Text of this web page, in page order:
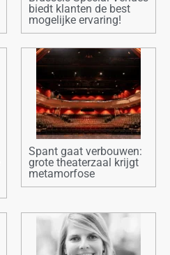
biedt klanten de best
mogelijke ervaring!
Spant gaat verbouwen:
grote theaterzaal krijgt
metamorfose